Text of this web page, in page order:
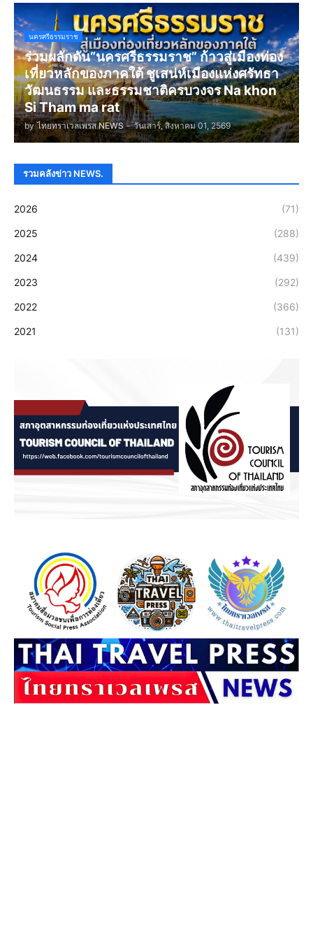
นครศรีธรรมราช
ร่วมผลักดัน“นครศรีธรรมราช” ก้าวสู่เมืองท่อง
เที่ยวหลักของภาคใต้ ชูเสน่ห์เมืองแห่งศรัทธา
วัฒนธรรม และธรรมชาติครบวงจร Na khon
Si Tham ma rat
by ไทยทราเวลเพรส NEWS - วันเสาร์, สิงหาคม 01, 2569
รวมคลังข่าว NEWS.
2026 (71)
2025 (288)
2024 (439)
2023 (292)
2022 (366)
2021 (131)